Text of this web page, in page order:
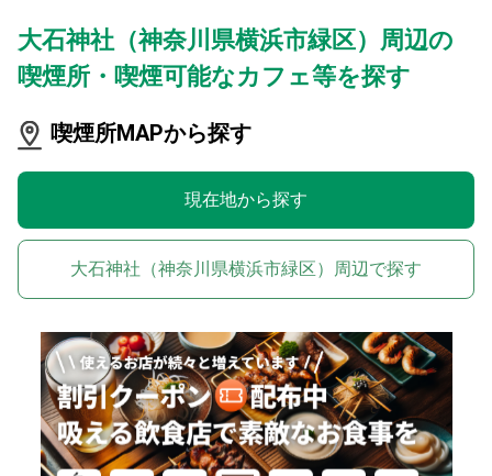
大石神社（神奈川県横浜市緑区）周辺の
喫煙所・喫煙可能なカフェ等を探す
喫煙所MAPから探す
現在地から探す
大石神社（神奈川県横浜市緑区）周辺で探す